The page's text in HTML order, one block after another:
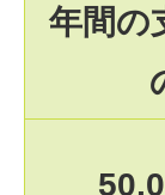
年間の